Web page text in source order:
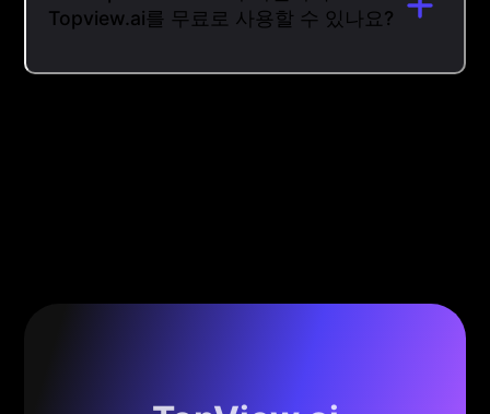
Topview.ai를 무료로 사용할 수 있나요?